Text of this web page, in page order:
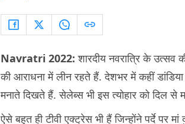
Navratri 2022: शारदीय नवरात्रि के उत्सव
की आराधना में लीन रहते हैं. देशभर में कहीं
मनाते दिखते हैं. सेलेब्स भी इस त्योहार को दिल से
ऐसे बहुत ही टीवी एक्ट्रेस भी हैं जिन्होंने पर्दे पर